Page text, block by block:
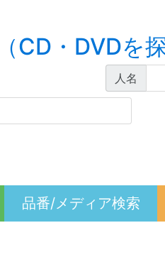
CD・DVDを探
人名
品番/メディア検索